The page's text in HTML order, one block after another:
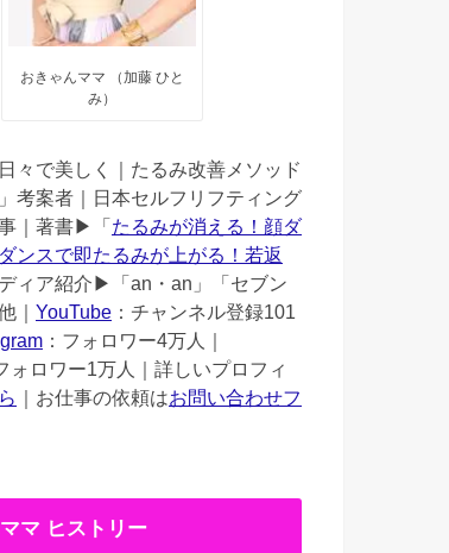
おきゃんママ （加藤 ひと
み）
々で美しく｜たるみ改善メソッド
」考案者｜日本セルフリフティング
｜著書▶︎「 たるみが消える！顔ダ
ンスで即たるみが上がる！若返
ディア紹介▶︎「an・an」「セブン
｜ YouTube ：チャンネル登録101
：フォロワー4万人｜
ォロワー1万人｜詳しいプロフィ
｜お仕事の依頼はお問い合わせフ
マ ヒストリー